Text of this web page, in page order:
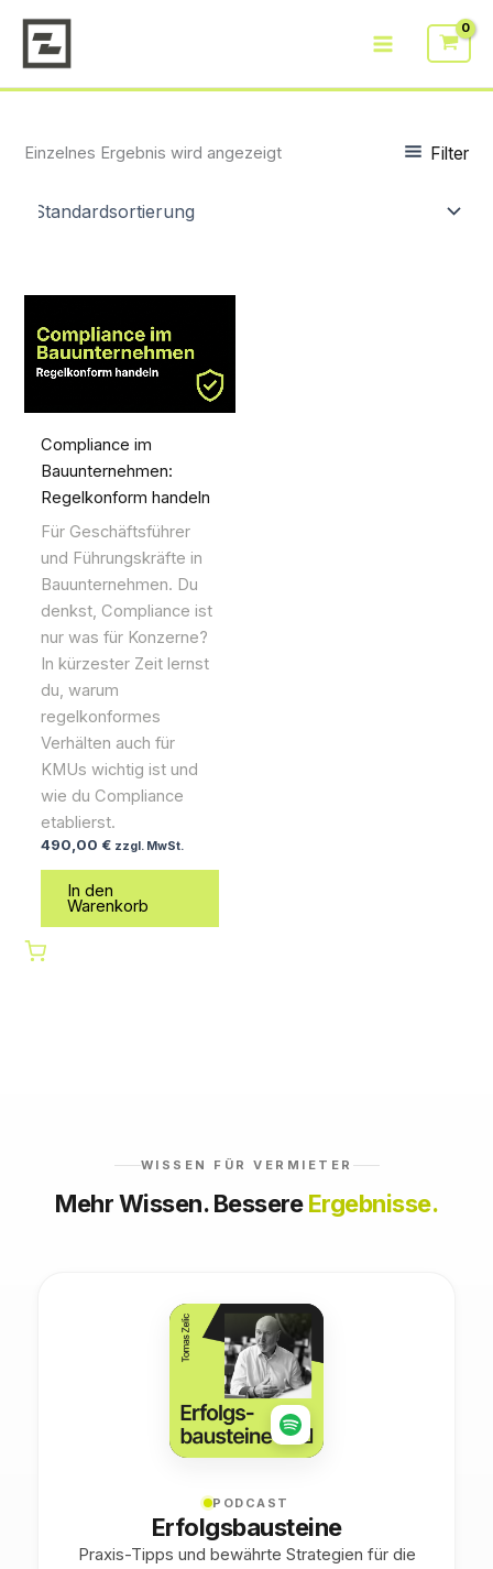
Inhalt
springen
Einzelnes Ergebnis wird angezeigt Filter
Compliance im
Bauunternehmen:
Regelkonform handeln
Für Geschäftsführer
und Führungskräfte in
Bauunternehmen. Du
denkst, Compliance ist
nur was für Konzerne?
In kürzester Zeit lernst
du, warum
regelkonformes
Verhälten auch für
KMUs wichtig ist und
wie du Compliance
etablierst.
490,00 € zzgl. MwSt.
In den
Warenkorb
WISSEN FÜR VERMIETER
Mehr Wissen. BessereErgebnisse.
PODCAST
Erfolgsbausteine
Praxis-Tipps und bewährte Strategien für die